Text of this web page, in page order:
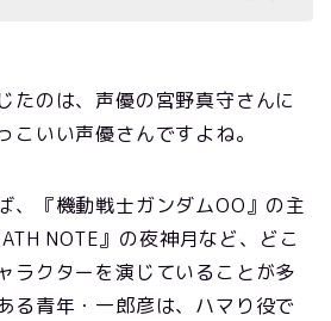
たのは、声優の宮野真守さんに
こいい声優さんですよね。
、『機動戦士ガンダムOO』の主
NOTE』の夜神月など、どこ
ラクターを演じていることが多
る青年・一郎彦は、ハマり役で